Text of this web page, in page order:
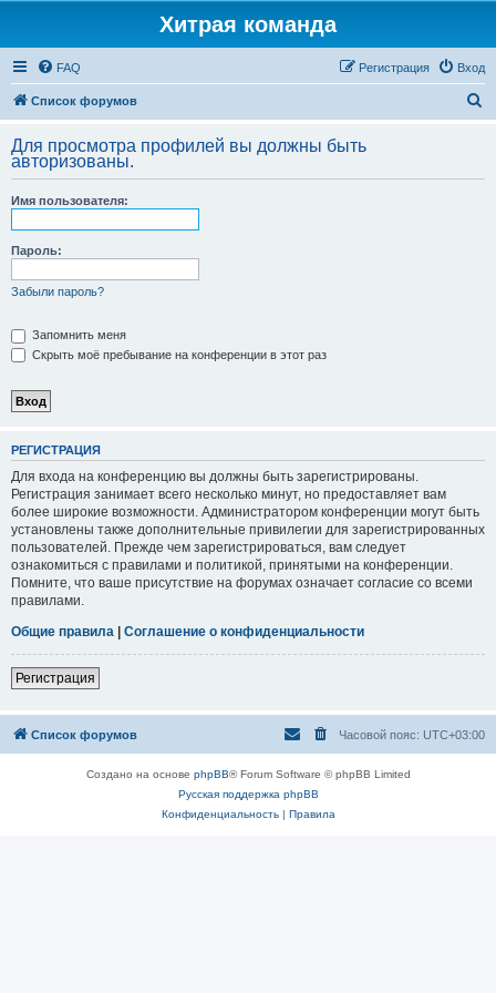
Хитрая команда
FAQ Вход
Регистрация
Список форумов
с
Для просмотра профилей вы должны быть
авторизованы.
Имя пользователя:
Пароль:
Забыли пароль?
Запомнить меня
Скрыть моё пребывание на конференции в этот раз
РЕГИСТРАЦИЯ
Для входа на конференцию вы должны быть зарегистрированы.
Регистрация занимает всего несколько минут, но предоставляет вам
более широкие возможности. Администратором конференции могут быть
установлены также дополнительные привилегии для зарегистрированных
пользователей. Прежде чем зарегистрироваться, вам следует
ознакомиться с правилами и политикой, принятыми на конференции.
Помните, что ваше присутствие на форумах означает согласие со всеми
правилами.
Общие правила | Соглашение о конфиденциальности
Регистрация
Список форумов Часовой пояс: UTC+03:00
Создано на основе phpBB® Forum Software © phpBB Limited
Русская поддержка phpBB
Конфиденциальность| Правила